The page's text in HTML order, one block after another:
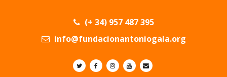
(+ 34) 957 487 395
info@fundacionantoniogala.org